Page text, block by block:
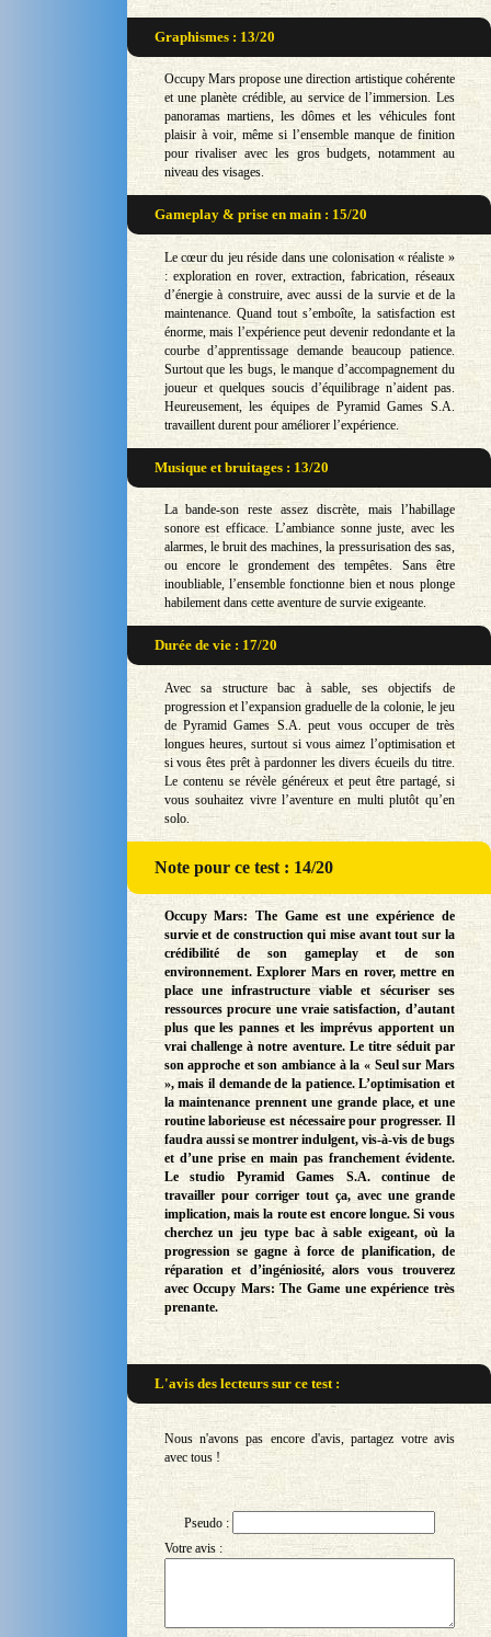
Graphismes : 13/20
Occupy Mars propose une direction artistique cohérente
et une planète crédible, au service de l’immersion. Les
panoramas martiens, les dômes et les véhicules font
plaisir à voir, même si l’ensemble manque de finition
pour rivaliser avec les gros budgets, notamment au
niveau des visages.
Gameplay & prise en main : 15/20
Le cœur du jeu réside dans une colonisation « réaliste »
: exploration en rover, extraction, fabrication, réseaux
d’énergie à construire, avec aussi de la survie et de la
maintenance. Quand tout s’emboîte, la satisfaction est
énorme, mais l’expérience peut devenir redondante et la
courbe d’apprentissage demande beaucoup patience.
Surtout que les bugs, le manque d’accompagnement du
joueur et quelques soucis d’équilibrage n’aident pas.
Heureusement, les équipes de Pyramid Games S.A.
travaillent durent pour améliorer l’expérience.
Musique et bruitages : 13/20
La bande-son reste assez discrète, mais l’habillage
sonore est efficace. L’ambiance sonne juste, avec les
alarmes, le bruit des machines, la pressurisation des sas,
ou encore le grondement des tempêtes. Sans être
inoubliable, l’ensemble fonctionne bien et nous plonge
habilement dans cette aventure de survie exigeante.
Durée de vie : 17/20
Avec sa structure bac à sable, ses objectifs de
progression et l’expansion graduelle de la colonie, le jeu
de Pyramid Games S.A. peut vous occuper de très
longues heures, surtout si vous aimez l’optimisation et
si vous êtes prêt à pardonner les divers écueils du titre.
Le contenu se révèle généreux et peut être partagé, si
vous souhaitez vivre l’aventure en multi plutôt qu’en
solo.
Notepour ce test : 14/20
Occupy Mars: The Game est une expérience de
survie et de construction qui mise avant tout sur la
crédibilité de son gameplay et de son
environnement. Explorer Mars en rover, mettre en
place une infrastructure viable et sécuriser ses
ressources procure une vraie satisfaction, d’autant
plus que les pannes et les imprévus apportent un
vrai challenge à notre aventure. Le titre séduit par
son approche et son ambiance à la « Seul sur Mars
», mais il demande de la patience. L’optimisation et
la maintenance prennent une grande place, et une
routine laborieuse est nécessaire pour progresser. Il
faudra aussi se montrer indulgent, vis-à-vis de bugs
et d’une prise en main pas franchement évidente.
Le studio Pyramid Games S.A. continue de
travailler pour corriger tout ça, avec une grande
implication, mais la route est encore longue. Si vous
cherchez un jeu type bac à sable exigeant, où la
progression se gagne à force de planification, de
réparation et d’ingéniosité, alors vous trouverez
avec Occupy Mars: The Game une expérience très
prenante.
L'avis des lecteurs surce test :
Nous n'avons pas encore d'avis, partagez votre avis
avec tous !
Pseudo :
Votre avis :